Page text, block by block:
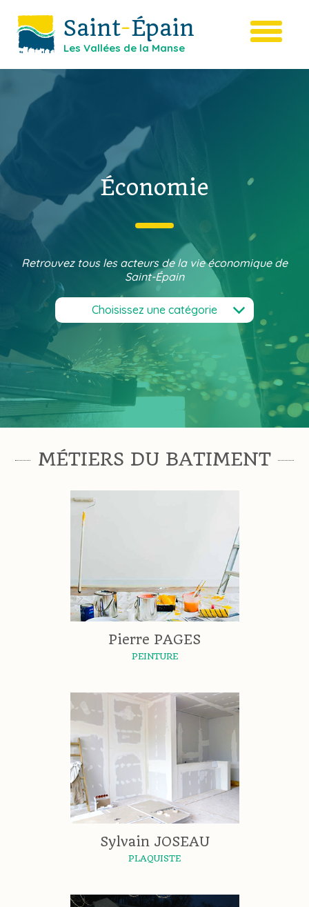
Saint-Épain
Les Vallées de la Manse
Économie
Retrouvez tous les acteurs de la vie économique de
Saint-Épain
Choisissez une catégorie
MÉTIERS DU BATIMENT
Pierre PAGES
PEINTURE
Sylvain JOSEAU
PLAQUISTE